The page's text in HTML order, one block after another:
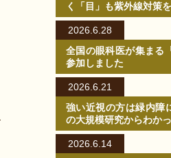
く「目」も紫外線対策を
2026.6.28
全国の眼科医が集まる
参加しました
2026.6.21
強い近視の方は緑内
の大規模研究からわか
2026.6.14